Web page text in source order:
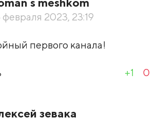
февраля 2023, 23:19
первого канала!
+1 0
зевака